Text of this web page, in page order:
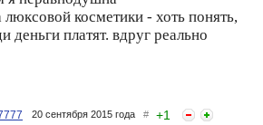
люксовой косметики - хоть понять,
деньги платят. вдруг реально
20 сентября 2015 года # +1